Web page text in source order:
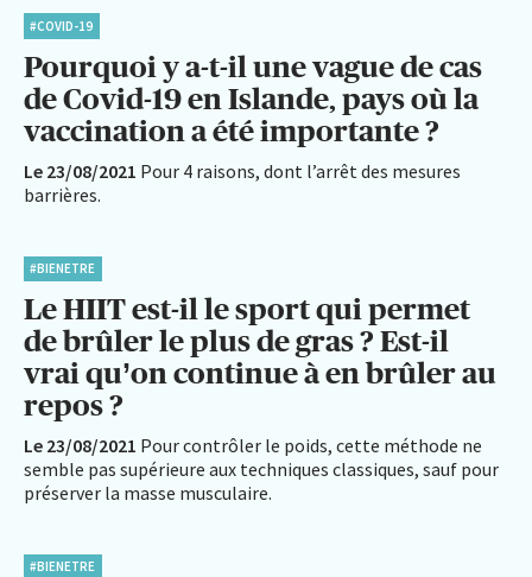
#COVID-19
Pourquoi y a-t-il une vague de cas
de Covid-19 en Islande, pays où la
vaccination a été importante ?
Le 23/08/2021 Pour 4 raisons, dont l’arrêt des mesures
barrières.
#BIENETRE
Le HIIT est-il le sport qui permet
de brûler le plus de gras ? Est-il
vrai qu’on continue à en brûler au
repos ?
Le 23/08/2021 Pour contrôler le poids, cette méthode ne
semble pas supérieure aux techniques classiques, sauf pour
préserver la masse musculaire.
#BIENETRE